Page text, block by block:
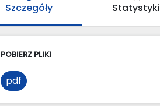
Szczegóły Statystyki
POBIERZ PLIKI
pdf